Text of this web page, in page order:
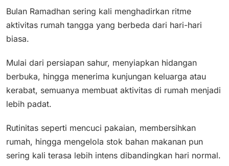
Bulan Ramadhan sering kali menghadirkan ritme
aktivitas rumah tangga yang berbeda dari hari-hari
biasa.
Mulai dari persiapan sahur, menyiapkan hidangan
berbuka, hingga menerima kunjungan keluarga atau
kerabat, semuanya membuat aktivitas di rumah menjadi
lebih padat.
Rutinitas seperti mencuci pakaian, membersihkan
rumah, hingga mengelola stok bahan makanan pun
sering kali terasa lebih intens dibandingkan hari normal.